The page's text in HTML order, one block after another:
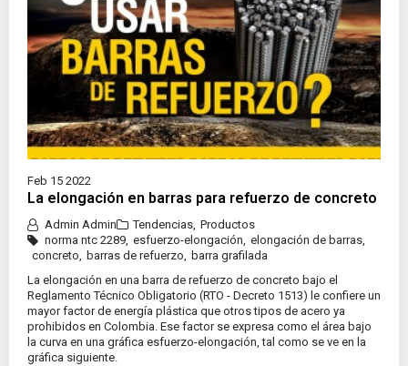
Feb 15 2022
La elongación en barras para refuerzo de concreto
Admin Admin Tendencias, Productos
norma ntc 2289, esfuerzo-elongación, elongación de barras,
concreto, barras de refuerzo, barra grafilada
La elongación en una barra de refuerzo de concreto bajo el
Reglamento Técnico Obligatorio (RTO - Decreto 1513) le confiere un
mayor factor de energía plástica que otros tipos de acero ya
prohibidos en Colombia. Ese factor se expresa como el área bajo
la curva en una gráfica esfuerzo-elongación, tal como se ve en la
gráfica siguiente.